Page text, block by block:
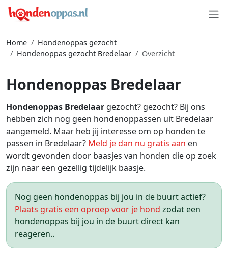
Home
Hondenoppas gezocht
Hondenoppas gezocht Bredelaar
Overzicht
Hondenoppas Bredelaar
Hondenoppas Bredelaar gezocht? gezocht? Bij ons
hebben zich nog geen hondenoppassen uit Bredelaar
aangemeld. Maar heb jij interesse om op honden te
passen in Bredelaar? Meld je dan nu gratis aan en
wordt gevonden door baasjes van honden die op zoek
zijn naar een gezellig tijdelijk baasje.
Nog geen hondenoppas bij jou in de buurt actief?
Plaats gratis een oproep voor je hond zodat een
hondenoppas bij jou in de buurt direct kan
reageren..